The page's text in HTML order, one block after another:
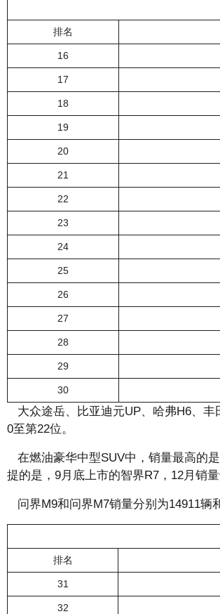
排名
16
17
18
19
20
21
22
23
24
25
26
27
28
29
30
大众途岳、比亚迪元UP、哈弗H6、丰
0至第22位。
在燃油豪华中型SUV中，销量最高的
提的是，9月底上市的智界R7，12月销
问界M9和问界M7销量分别为14911辆
排名
31
32